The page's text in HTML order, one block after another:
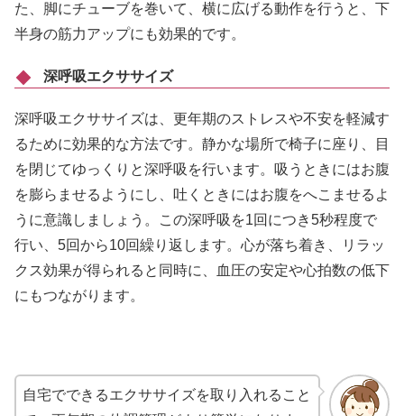
た、脚にチューブを巻いて、横に広げる動作を行うと、下
半身の筋力アップにも効果的です。
深呼吸エクササイズ
深呼吸エクササイズは、更年期のストレスや不安を軽減す
るために効果的な方法です。静かな場所で椅子に座り、目
を閉じてゆっくりと深呼吸を行います。吸うときにはお腹
を膨らませるようにし、吐くときにはお腹をへこませるよ
うに意識しましょう。この深呼吸を1回につき5秒程度で
行い、5回から10回繰り返します。心が落ち着き、リラッ
クス効果が得られると同時に、血圧の安定や心拍数の低下
にもつながります。
自宅でできるエクササイズを取り入れること